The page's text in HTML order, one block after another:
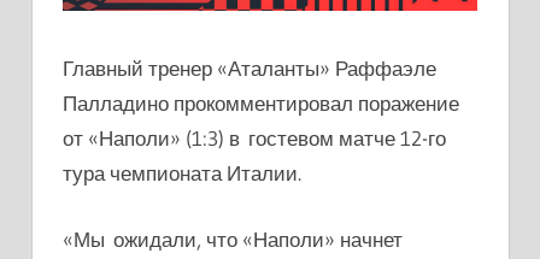
Главный тренер «Аталанты» Раффаэле
Палладино прокомментировал поражение
от «Наполи» (1:3) в гостевом матче 12-го
тура чемпионата Италии.
«Мы ожидали, что «Наполи» начнет